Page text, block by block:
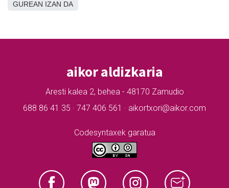
GUREAN IZAN DA
aikor aldizkaria
Aresti kalea 2, behea - 48170 Zamudio
688 86 41 35 · 747 406 561 · aikortxori@aikor.com
Codesyntaxek garatua